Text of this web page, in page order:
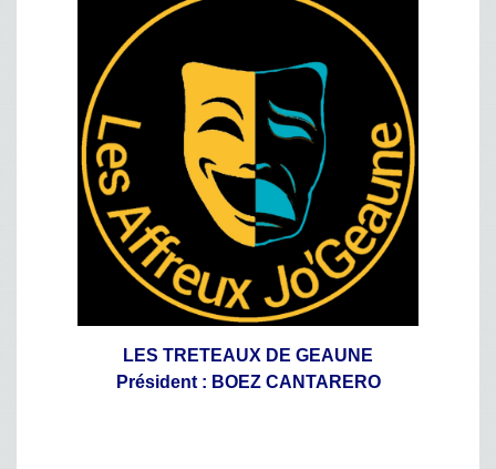
LES TRETEAUX DE GEAUNE
Président : BOEZ CANTARERO